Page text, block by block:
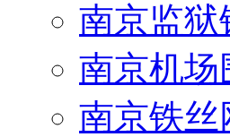
南京监狱
南京机场
南京铁丝